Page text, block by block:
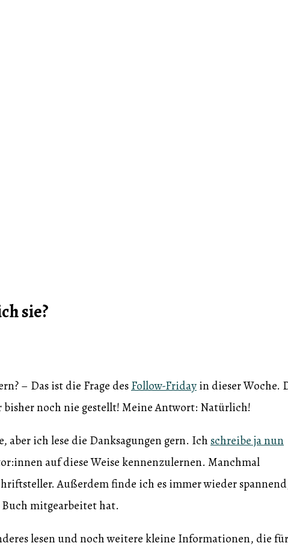
sie?
– Das ist die Frage desFollow-Fridayin dieser Woche.
noch nie gestellt! Meine Antwort: Natürlich!
ich lese die Danksagungen gern. Ichschreibe ja nun
auf diese Weise kennenzulernen. Manchmal
Außerdem finde ich es immer wieder
Buch mitgearbeitet hat.
lesen und noch weitere kleine Informationen, die für